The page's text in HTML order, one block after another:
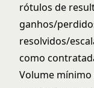
rótulos de
ganhos/
resolvidos/
como
Volume